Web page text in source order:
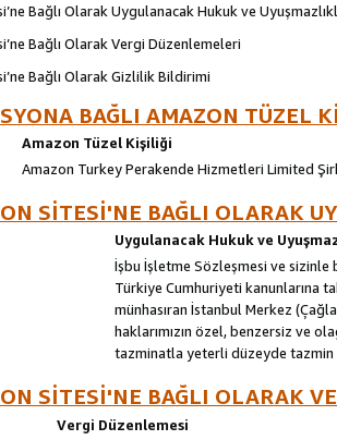
Bağlı Olarak Uygulanacak Hukuk ve
Bağlı Olarak Vergi Düzenlemeleri
Bağlı Olarak Gizlilik Bildirimi
BAĞLI AMAZON TÜZEL
Amazon Tüzel Kişiliği
Amazon Turkey Perakende Hizmetleri Limited
SİTESİ'NE BAĞLI OLARAK
Uygulanacak Hukuk ve
İşbu İşletme Sözleşmesi ve sizinle
Türkiye Cumhuriyeti kanunlarına
münhasıran İstanbul Merkez
haklarımızın özel, benzersiz ve
tazminatla yeterli düzeyde
SİTESİ'NE BAĞLI OLARAK
Vergi Düzenlemesi